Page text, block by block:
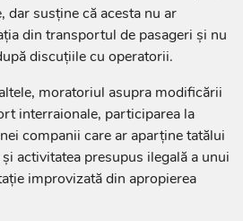
dar susține că acesta nu ar
din transportul de pasageri și nu
discuțiile cu operatorii.
moratoriul asupra modificării
interraionale, participarea la
companii care ar aparține tatălui
activitatea presupus ilegală a unui
improvizată din apropierea